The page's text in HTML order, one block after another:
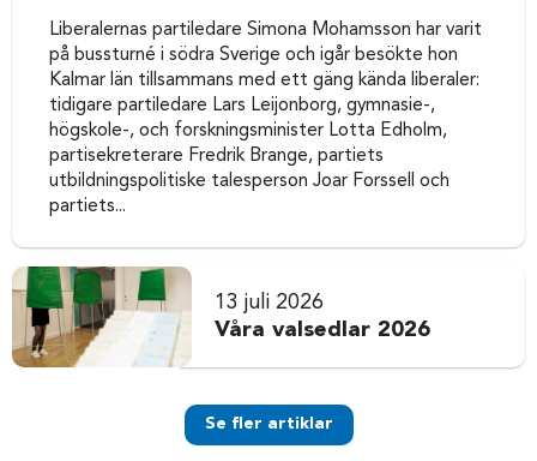
Liberalernas partiledare Simona Mohamsson har varit
på bussturné i södra Sverige och igår besökte hon
Kalmar län tillsammans med ett gäng kända liberaler:
tidigare partiledare Lars Leijonborg, gymnasie-,
högskole-, och forskningsminister Lotta Edholm,
partisekreterare Fredrik Brange, partiets
utbildningspolitiske talesperson Joar Forssell och
partiets...
13 juli 2026
Våra valsedlar 2026
Se fler artiklar